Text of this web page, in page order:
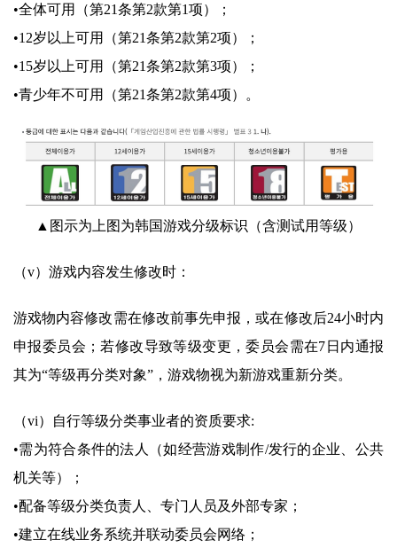
•全体可用（第21条第2款第1项）；
•12岁以上可用（第21条第2款第2项）；
•15岁以上可用（第21条第2款第3项）；
•青少年不可用（第21条第2款第4项）。
▲图示为上图为韩国游戏分级标识（含测试用等级）
（v）游戏内容发生修改时：
游戏物内容修改需在修改前事先申报，或在修改后24小时内
申报委员会；若修改导致等级变更，委员会需在7日内通报
其为“等级再分类对象”，游戏物视为新游戏重新分类。
（vi）自行等级分类事业者的资质要求:
•需为符合条件的法人（如经营游戏制作/发行的企业、公共
机关等）；
•配备等级分类负责人、专门人员及外部专家；
•建立在线业务系统并联动委员会网络；